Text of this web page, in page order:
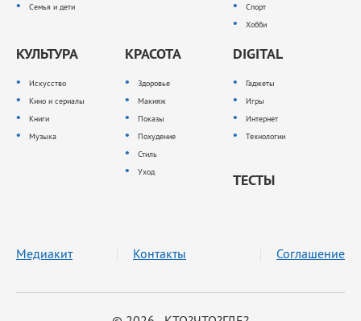
Семья и дети
Спорт
Хобби
КУЛЬТУРА
Искусство
Кино и сериалы
Книги
Музыка
КРАСОТА
Здоровье
Макияж
Показы
Похудение
Стиль
Уход
DIGITAL
Гаджеты
Игры
Интернет
Технологии
ТЕСТЫ
Медиакит Контакты Соглашение